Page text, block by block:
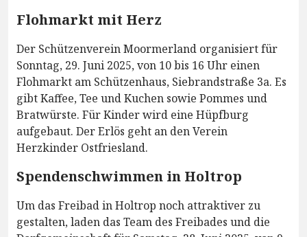
Flohmarkt mit Herz
Der Schützenverein Moormerland organisiert für
Sonntag, 29. Juni 2025, von 10 bis 16 Uhr einen
Flohmarkt am Schützenhaus, Siebrandstraße 3a. Es
gibt Kaffee, Tee und Kuchen sowie Pommes und
Bratwürste. Für Kinder wird eine Hüpfburg
aufgebaut. Der Erlös geht an den Verein
Herzkinder Ostfriesland.
Spendenschwimmen in Holtrop
Um das Freibad in Holtrop noch attraktiver zu
gestalten, laden das Team des Freibades und die